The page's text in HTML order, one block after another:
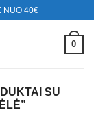
NUO 40€
0
SU